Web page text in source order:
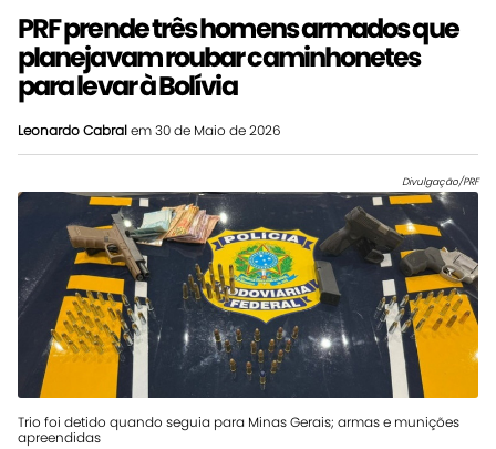
PRF prende três homens armados que
planejavam roubar caminhonetes
para levar à Bolívia
Leonardo Cabralem 30 de Maio de 2026
Divulgação/PRF
Trio foi detido quando seguia para Minas Gerais; armas e munições
apreendidas